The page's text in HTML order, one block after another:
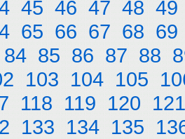
45 46 47 48 49
65 66 67 68 69
84 85 86 87 88
103 104 105
118 119 120 121
133 134 135